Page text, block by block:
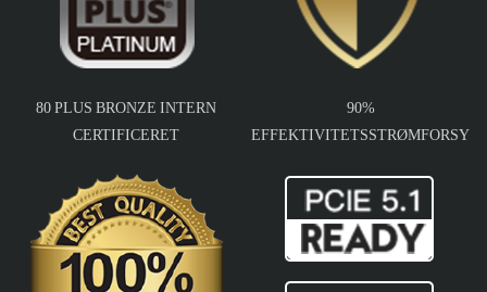
80 PLUS BRONZE INTERN
CERTIFICERET
90%